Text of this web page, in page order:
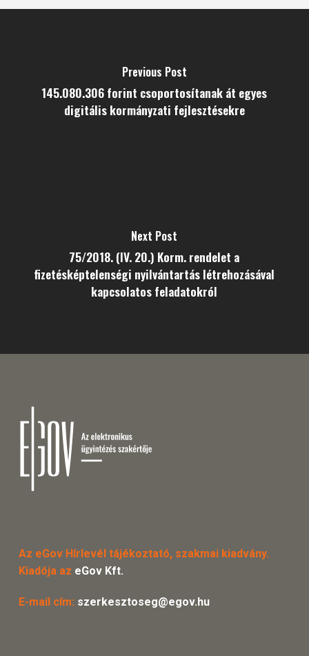
Previous Post
145.080.306 forint csoportosítanak át egyes
digitális kormányzati fejlesztésekre
Next Post
75/2018. (IV. 20.) Korm. rendelet a
fizetésképtelenségi nyilvántartás létrehozásával
kapcsolatos feladatokról
Az eGov Hírlevél tájékoztató, szakmai kiadvány.
Kiadója az eGov Kft.
E-mail cím: szerkesztoseg@egov.hu